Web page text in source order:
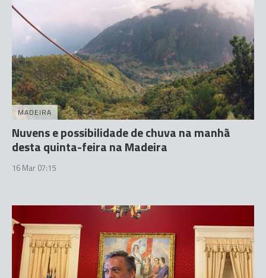
MADEIRA
Nuvens e possibilidade de chuva na manhã
desta quinta-feira na Madeira
16 Mar 07:15